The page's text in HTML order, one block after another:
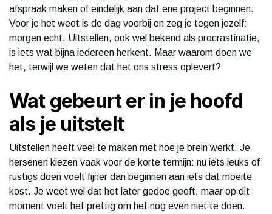
afspraak maken of eindelijk aan dat ene project beginnen.
Voor je het weet is de dag voorbij en zeg je tegen jezelf:
morgen echt. Uitstellen, ook wel bekend als procrastinatie,
is iets wat bijna iedereen herkent. Maar waarom doen we
het, terwijl we weten dat het ons stress oplevert?
Wat gebeurt er in je hoofd
als je uitstelt
Uitstellen heeft veel te maken met hoe je brein werkt. Je
hersenen kiezen vaak voor de korte termijn: nu iets leuks of
rustigs doen voelt fijner dan beginnen aan iets dat moeite
kost. Je weet wel dat het later gedoe geeft, maar op dit
moment voelt het prettig om het nog even niet te doen.